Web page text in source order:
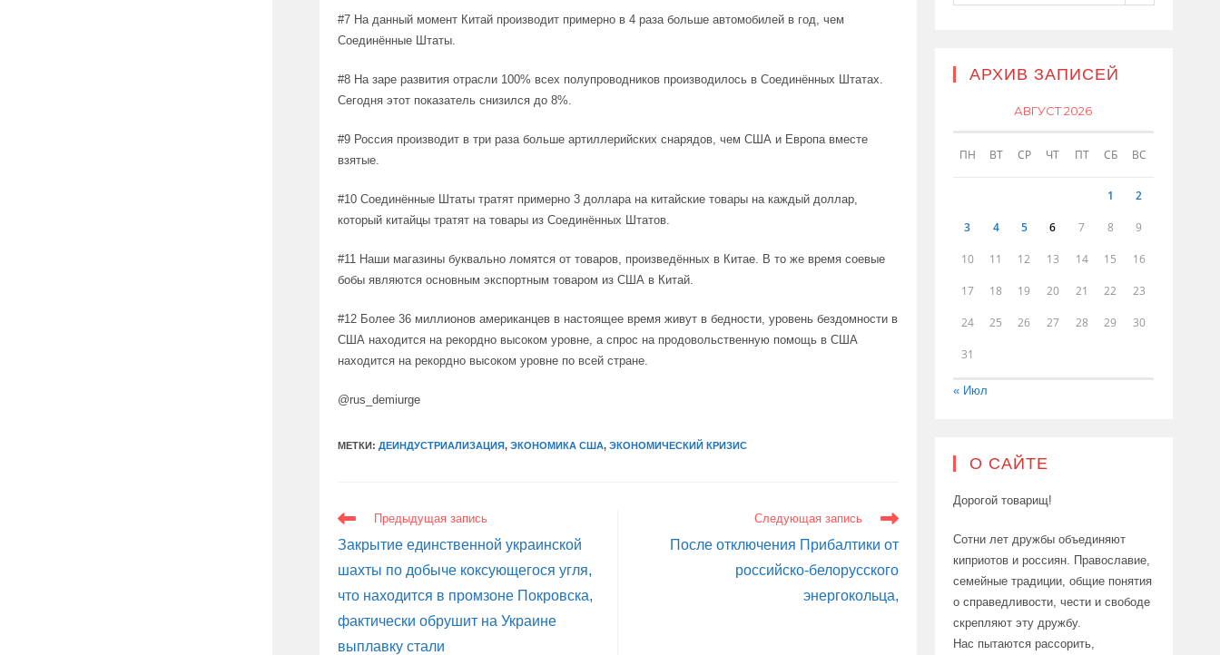
#7 На данный момент Китай производит примерно в 4 раза больше автомобилей в год, чем
Соединённые Штаты.
#8 На заре развития отрасли 100% всех полупроводников производилось в Соединённых Штатах.
Сегодня этот показатель снизился до 8%.
#9 Россия производит в три раза больше артиллерийских снарядов, чем США и Европа вместе
взятые.
#10 Соединённые Штаты тратят примерно 3 доллара на китайские товары на каждый доллар,
который китайцы тратят на товары из Соединённых Штатов.
#11 Наши магазины буквально ломятся от товаров, произведённых в Китае. В то же время соевые
бобы являются основным экспортным товаром из США в Китай.
#12 Более 36 миллионов американцев в настоящее время живут в бедности, уровень бездомности в
США находится на рекордно высоком уровне, а спрос на продовольственную помощь в США
находится на рекордно высоком уровне по всей стране.
@rus_demiurge
МЕТКИ:ДЕИНДУСТРИАЛИЗАЦИЯ, ЭКОНОМИКА США, ЭКОНОМИЧЕСКИЙ КРИЗИС
ЕЩЕ
СТАТЬИ
Предыдущая запись
Закрытие единственной украинской
шахты по добыче коксующегося угля,
что находится в промзоне Покровска,
фактически обрушит на Украине
выплавку стали
Следующая запись
После отключения Прибалтики от
российско-белорусского
энергокольца,
АРХИВ ЗАПИСЕЙ
АВГУСТ 2026
ПН ВТ СР ЧТ ПТ СБ ВС
1 2
3 4 5 6 7 8 9
10 11 12 13 14 15 16
17 18 19 20 21 22 23
24 25 26 27 28 29 30
31
« Июл
О САЙТЕ
Дорогой товарищ!
Сотни лет дружбы объединяют
киприотов и россиян. Православие,
семейные традиции, общие понятия
о справедливости, чести и свободе
скрепляют эту дружбу.
Нас пытаются рассорить,